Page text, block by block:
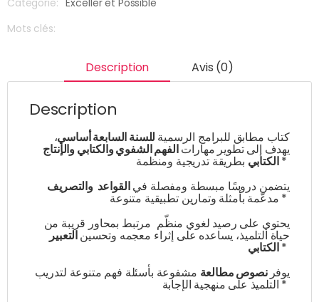
Mots clés:
Description Avis (0)
Description
كتاب مطابق للبرامج الرسمية للسنة السابعة أساسي،
يهدف إلى تطوير مهاراتالفهم الشفوي والكتابي والإنتاج
الكتابيبطريقة تدريجية ومنظمة *
يتضمن دروسًا مبسطة ومفصلة فيالقواعد والتصريف
مدعّمة بأمثلة وتمارين تطبيقية متنوعة *
يحتوي على رصيد لغوي منظّم مرتبط بمحاور قريبة من
حياة التلميذ، يساعده على إثراء معجمه وتحسينالتعبير
الكتابي*
يوفر نصوص مطالعة مشفوعة بأسئلة فهم متنوعة لتدريب
التلميذ على منهجية الإجابة *